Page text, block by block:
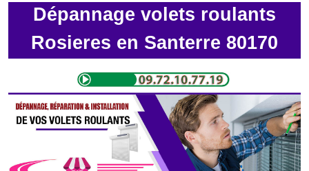
Dépannage volets roulants
Rosieres en Santerre 80170